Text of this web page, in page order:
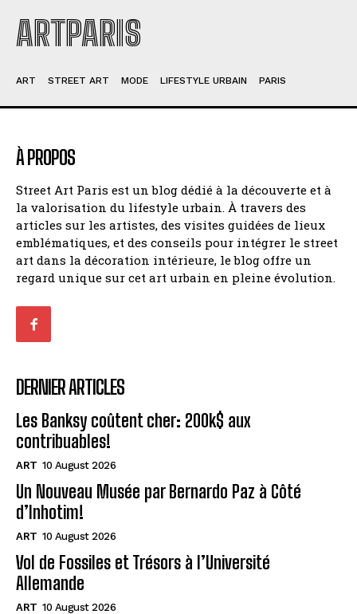
ARTPARIS
ART STREET ART MODE LIFESTYLE URBAIN PARIS
À PROPOS
Street Art Paris est un blog dédié à la découverte et à
la valorisation du lifestyle urbain. À travers des
articles sur les artistes, des visites guidées de lieux
emblématiques, et des conseils pour intégrer le street
art dans la décoration intérieure, le blog offre un
regard unique sur cet art urbain en pleine évolution.
DERNIER ARTICLES
Les Banksy coûtent cher: 200k$ aux
contribuables!
ART 10 August 2026
Un Nouveau Musée par Bernardo Paz à Côté
d’Inhotim!
ART 10 August 2026
Vol de Fossiles et Trésors à l’Université
Allemande
ART 10 August 2026